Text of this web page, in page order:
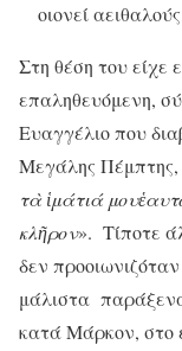
οιονεί
Στη θέση του είχε
επαληθευόμενη,
Ευαγγέλιο που
Μεγάλης
τὰ ἱμάτιά μουἑ
κλῆρον». Τίποτε
δεν
μάλιστα
κατά Μάρκον, στο